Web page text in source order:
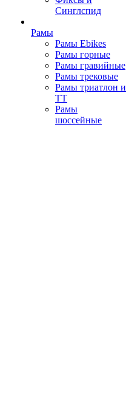
Синглспид
Рамы
Рамы Ebikes
Рамы горные
Рамы гравийные
Рамы трековые
Рамы триатлон и
ТТ
Рамы
шоссейные